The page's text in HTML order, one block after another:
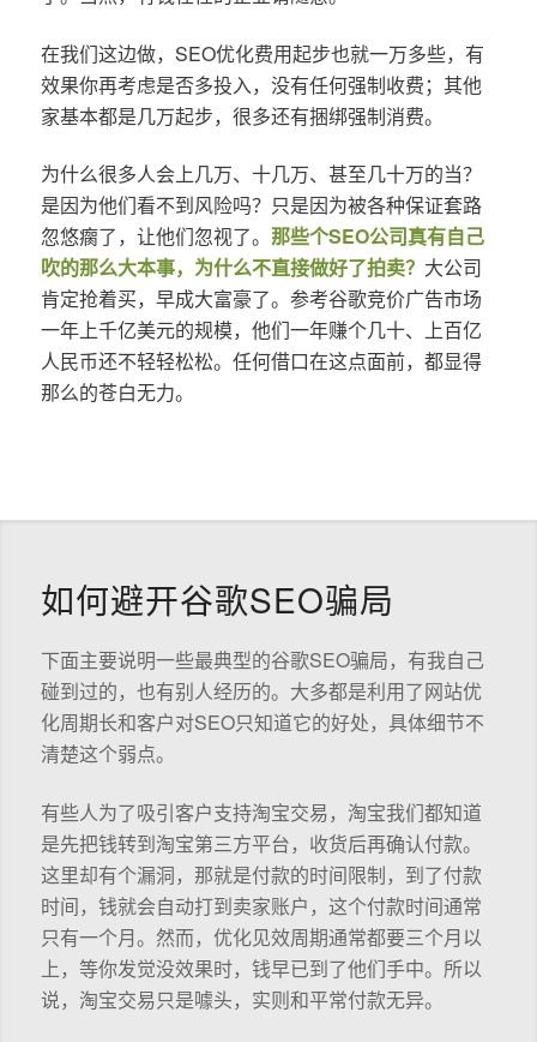
在我们这边做，SEO优化费用起步也就一万多些，有
效果你再考虑是否多投入，没有任何强制收费；其他
家基本都是几万起步，很多还有捆绑强制消费。
为什么很多人会上几万、十几万、甚至几十万的当？
是因为他们看不到风险吗？只是因为被各种保证套路
忽悠瘸了，让他们忽视了。 那些个SEO公司真有自己
吹的那么大本事，为什么不直接做好了拍卖？ 大公司
肯定抢着买，早成大富豪了。参考谷歌竞价广告市场
一年上千亿美元的规模，他们一年赚个几十、上百亿
人民币还不轻轻松松。任何借口在这点面前，都显得
那么的苍白无力。
如何避开谷歌SEO骗局
下面主要说明一些最典型的谷歌SEO骗局，有我自己
碰到过的，也有别人经历的。大多都是利用了网站优
化周期长和客户对SEO只知道它的好处，具体细节不
清楚这个弱点。
有些人为了吸引客户支持淘宝交易，淘宝我们都知道
是先把钱转到淘宝第三方平台，收货后再确认付款。
这里却有个漏洞，那就是付款的时间限制，到了付款
时间，钱就会自动打到卖家账户，这个付款时间通常
只有一个月。然而，优化见效周期通常都要三个月以
上，等你发觉没效果时，钱早已到了他们手中。所以
说，淘宝交易只是噱头，实则和平常付款无异。